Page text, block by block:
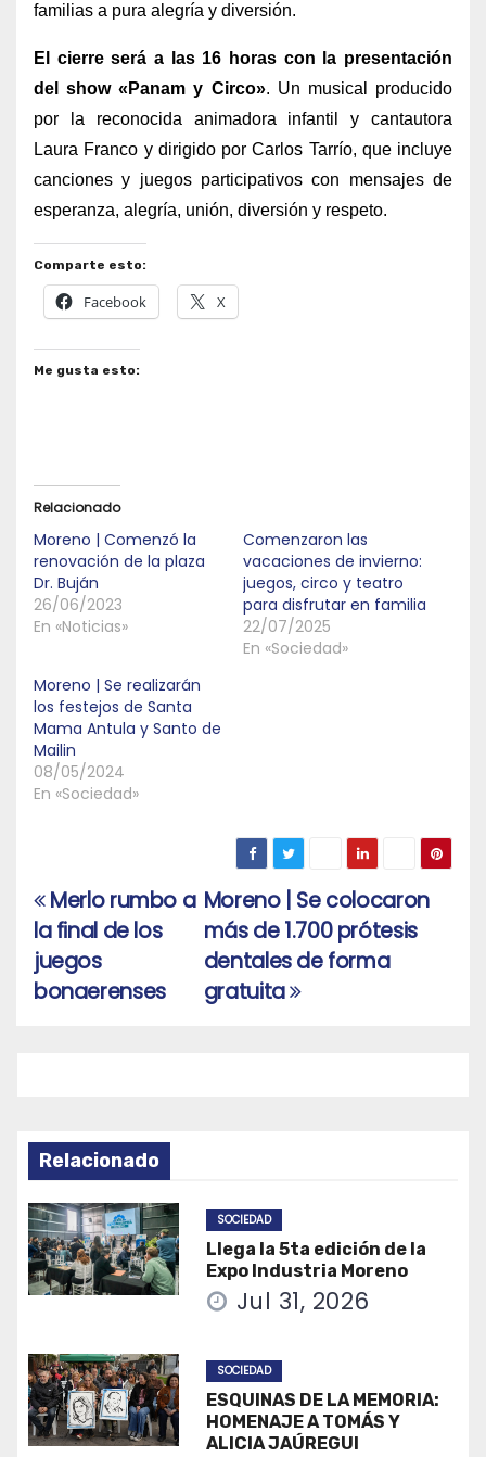
familias a pura alegría y diversión.
El cierre será a las 16 horas con la presentación
del show «Panam y Circo». Un musical producido
por la reconocida animadora infantil y cantautora
Laura Franco y dirigido por Carlos Tarrío, que incluye
canciones y juegos participativos con mensajes de
esperanza, alegría, unión, diversión y respeto.
Comparte esto:
Facebook X
Me gusta esto:
Relacionado
Moreno | Comenzó la
renovación de la plaza
Dr. Buján
26/06/2023
En «Noticias»
Comenzaron las
vacaciones de invierno:
juegos, circo y teatro
para disfrutar en familia
22/07/2025
En «Sociedad»
Moreno | Se realizarán
los festejos de Santa
Mama Antula y Santo de
Mailin
08/05/2024
En «Sociedad»
Navegación
de
entradas
Moreno | Se colocaron
más de 1.700 prótesis
dentales de forma
gratuita
Merlo rumbo a
la final de los
juegos
bonaerenses
Relacionado
SOCIEDAD
Llega la 5ta edición de la
Expo Industria Moreno
Jul 31, 2026
SOCIEDAD
ESQUINAS DE LA MEMORIA:
HOMENAJE A TOMÁS Y
ALICIA JAÚREGUI